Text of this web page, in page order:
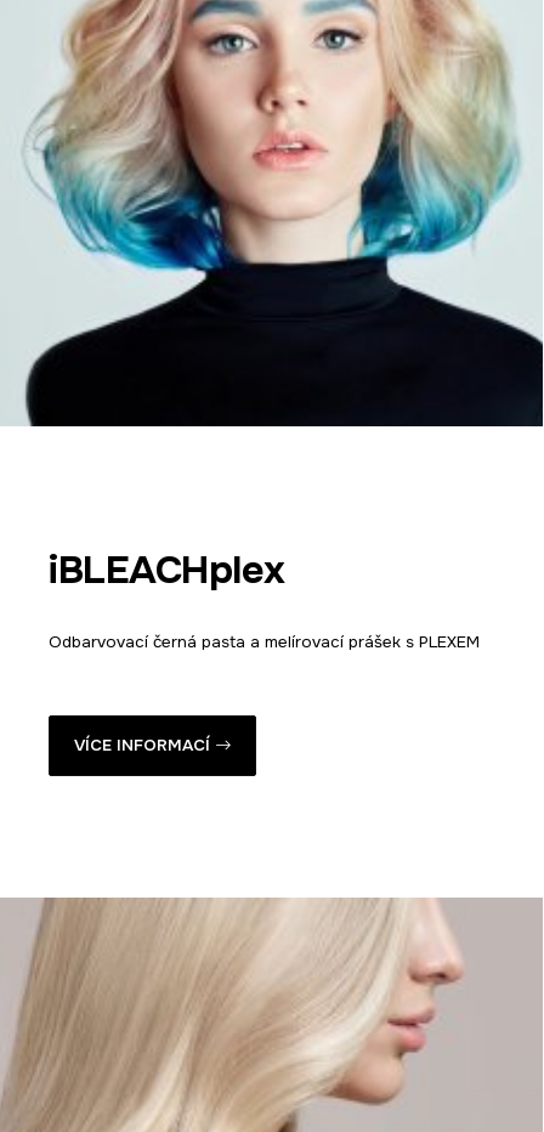
iBLEACHplex
Odbarvovací černá pasta a melírovací prášek s PLEXEM
VÍCE INFORMACÍ